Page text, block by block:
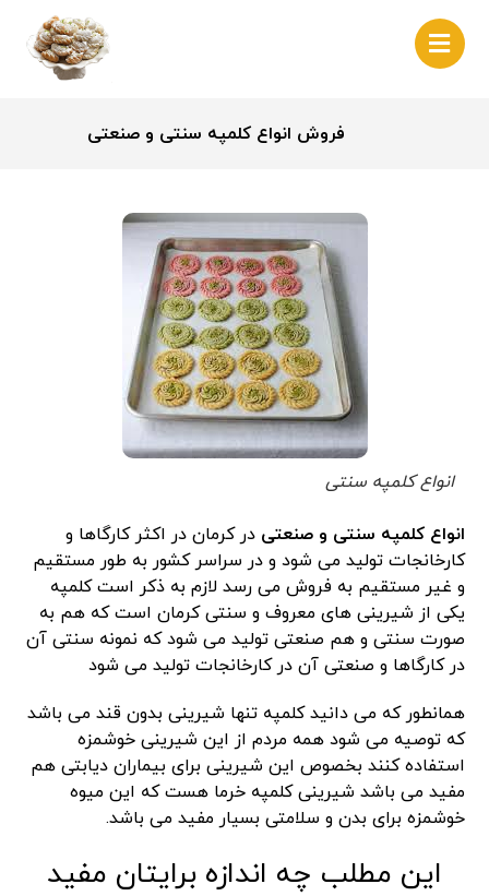
فروش انواع کلمپه سنتی و صنعتی
انواع کلمپه سنتی
انواع کلمپه سنتی و صنعتی در کرمان در اکثر کارگاها و
کارخانجات تولید می شود و در سراسر کشور به طور مستقیم
و غیر مستقیم به فروش می رسد لازم به ذکر است کلمپه
یکی از شیرینی های معروف و سنتی کرمان است که هم به
صورت سنتی و هم صنعتی تولید می شود که نمونه سنتی آن
در کارگاها و صنعتی آن در کارخانجات تولید می شود
همانطور که می دانید کلمپه تنها شیرینی بدون قند می باشد
که توصیه می شود همه مردم از این شیرینی خوشمزه
استفاده کنند بخصوص این شیرینی برای بیماران دیابتی هم
مفید می باشد شیرینی کلمپه خرما هست که این میوه
خوشمزه برای بدن و سلامتی بسیار مفید می باشد.
این مطلب چه اندازه برایتان مفید